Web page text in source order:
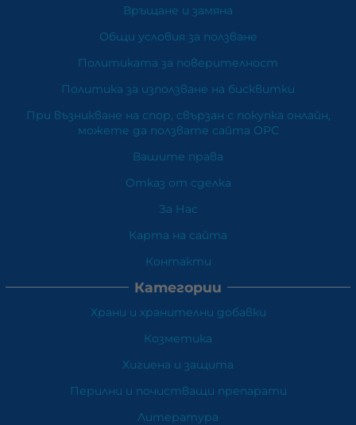
Връщане и замяна
Общи условия за ползване
Политиката за поверителност
Политика за използване на бисквитки
При възникване на спор, свързан с покупка онлайн,
можете да ползвате сайта ОРС
Вашите права
Отказ от сделка
За Нас
Карта на сайта
Контакти
Категории
Храни и хранителни добавки
Козметика
Хигиена и защита
Перилни и почистващи препарати
Литература